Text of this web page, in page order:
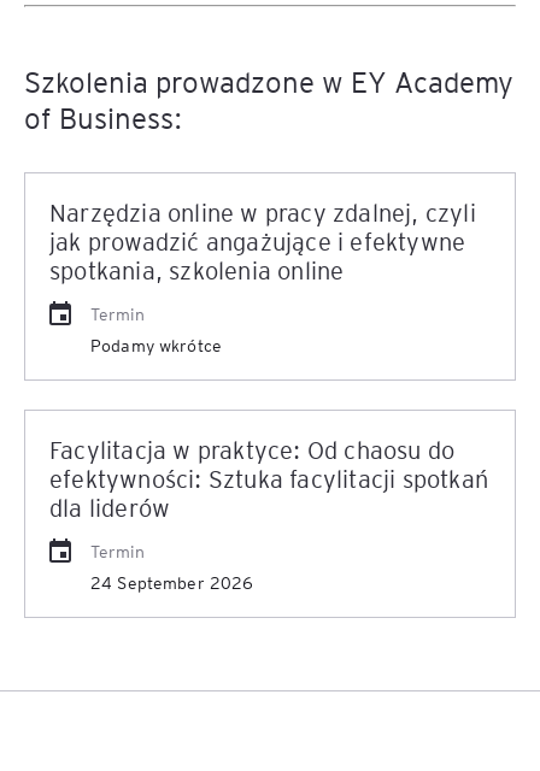
Szkolenia prowadzone w EY Academy
of Business:
Narzędzia online w pracy zdalnej, czyli
jak prowadzić angażujące i efektywne
spotkania, szkolenia online
Termin
Podamy wkrótce
Facylitacja w praktyce: Od chaosu do
efektywności: Sztuka facylitacji spotkań
dla liderów
Termin
24 September 2026